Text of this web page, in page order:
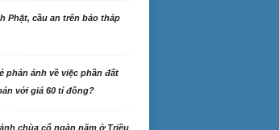
Phật, cầu an trên bảo tháp
phản ảnh về việc phần đất
với giá 60 tỉ đồng?
chùa cổ ngàn năm ở Triều